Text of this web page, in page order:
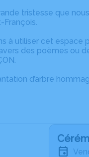
tristesse que
François.
à utiliser cet espace
des poèmes ou
d’arbre